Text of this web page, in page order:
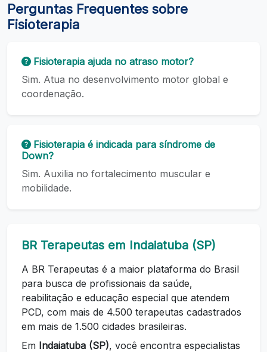
Perguntas Frequentes sobre
Fisioterapia
Fisioterapia ajuda no atraso motor?
Sim. Atua no desenvolvimento motor global e
coordenação.
Fisioterapia é indicada para síndrome de
Down?
Sim. Auxilia no fortalecimento muscular e
mobilidade.
BR Terapeutas em Indaiatuba (SP)
A BR Terapeutas é a maior plataforma do Brasil
para busca de profissionais da saúde,
reabilitação e educação especial que atendem
PCD, com mais de 4.500 terapeutas cadastrados
em mais de 1.500 cidades brasileiras.
Em Indaiatuba (SP), você encontra especialistas